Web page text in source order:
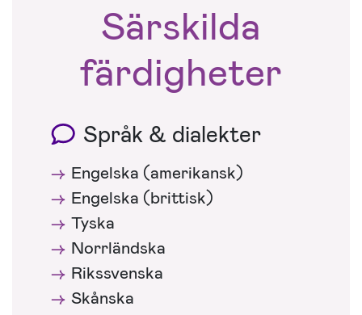
Särskilda
färdigheter
Språk & dialekter
Engelska (amerikansk)
Engelska (brittisk)
Tyska
Norrländska
Rikssvenska
Skånska